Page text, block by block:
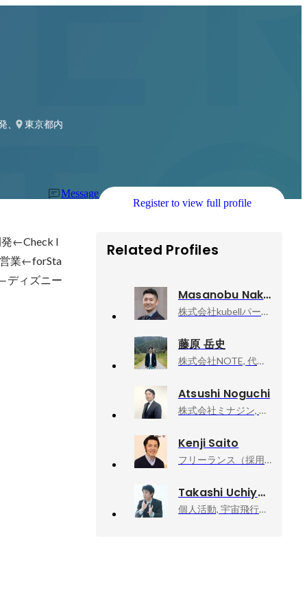
、組織開発
東京都内
Message
Register to view full profile
発←Check I
業←forSta
ディズニー
Related Profiles
Masanobu Nakagawa
株式会社kubellパートナー, ピープルユニット/採用グループ グループ長代理
藤原 岳史
株式会社NOTE, 代表取締役
Atsushi Noguchi
株式会社ミナジン, クライアントパートナー部 部長
Kenji Saito
フリーランス（採用人事）, 個人事業主
Takashi Uchiyama
個人活動, 宇宙飛行士挑戦エバンジェリスト